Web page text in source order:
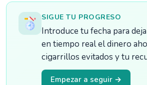
SIGUE TU PROGRESO
Introduce tu fecha para
en tiempo real el dinero
cigarrillos evitados y tu
Empezar a seguir →